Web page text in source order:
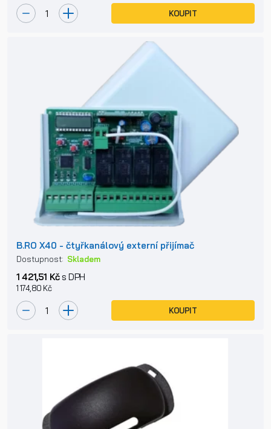
KOUPIT
B.RO X40 - čtyřkanálový externí přijímač
Dostupnost: Skladem
1 421,51 Kčs DPH
1 174,80 Kč
KOUPIT